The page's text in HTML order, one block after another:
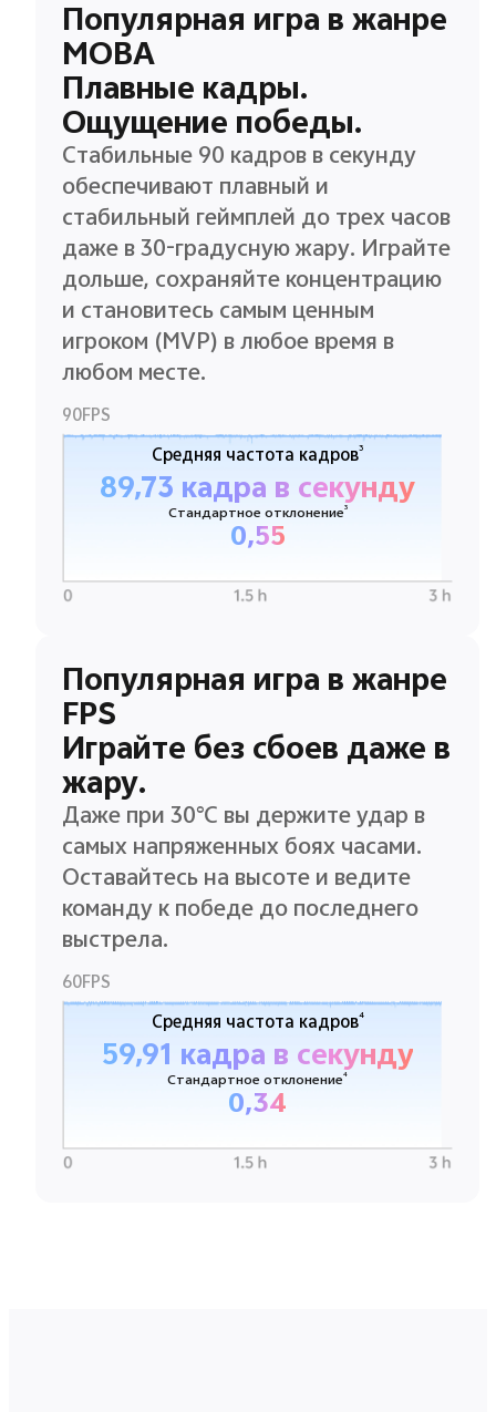
Популярная игра в жанре
MOBA
Плавные кадры.
Ощущение победы.
Стабильные 90 кадров в секунду
обеспечивают плавный и
стабильный геймплей до трех часов
даже в 30-градусную жару. Играйте
дольше, сохраняйте концентрацию
и становитесь самым ценным
игроком (MVP) в любое время в
любом месте.
90FPS
Средняя частота кадров3
89,73 кадра в секунду
Стандартное отклонение3
0,55
Популярная игра в жанре
FPS
Играйте без сбоев даже в
жару.
Даже при 30°C вы держите удар в
самых напряженных боях часами.
Оставайтесь на высоте и ведите
команду к победе до последнего
выстрела.
60FPS
Средняя частота кадров4
59,91 кадра в секунду
Стандартное отклонение4
0,34